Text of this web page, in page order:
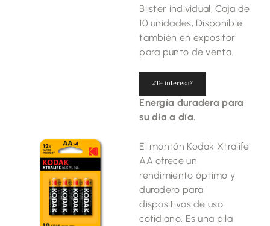
Blister individual, Caja de
10 unidades, Disponible
también en expositor
para punto de venta.
¿Te interesa?
Energía duradera para
su día a día.
El montón Kodak Xtralife
AA ofrece un
rendimiento óptimo y
duradero para
dispositivos de uso
cotidiano. Es una pila